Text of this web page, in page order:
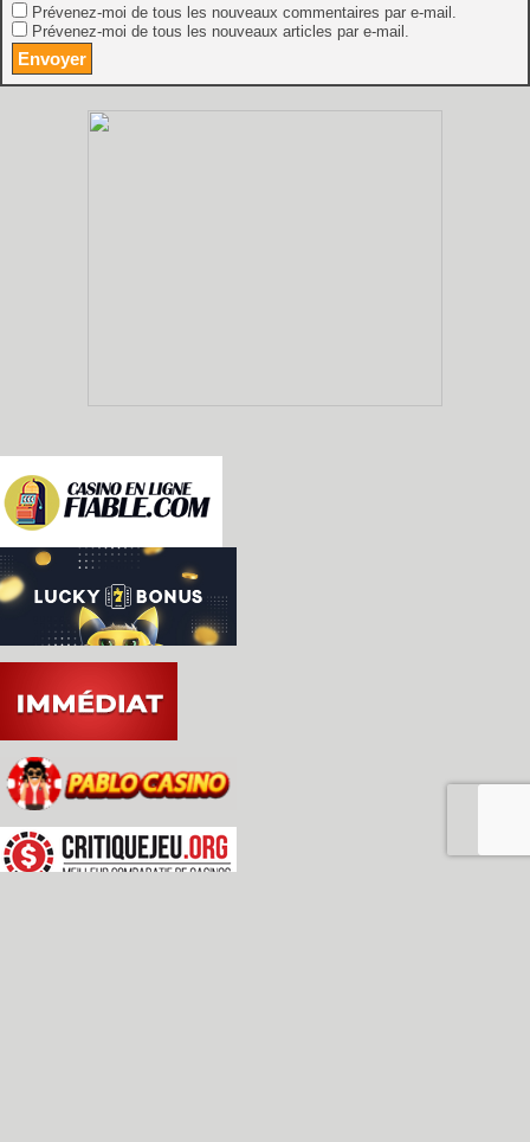
Prévenez-moi de tous les nouveaux commentaires par e-mail.
Prévenez-moi de tous les nouveaux articles par e-mail.